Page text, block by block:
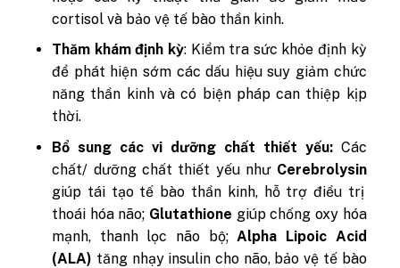
cortisol và bảo vệ tế bào thần kinh.
Thăm khám định kỳ: Kiểm tra sức khỏe định kỳ
để phát hiện sớm các dấu hiệu suy giảm chức
năng thần kinh và có biện pháp can thiệp kịp
thời.
Bổ sung các vi dưỡng chất thiết yếu: Các
chất/ dưỡng chất thiết yếu như Cerebrolysin
giúp tái tạo tế bào thần kinh, hỗ trợ điều trị
thoái hóa não; Glutathione giúp chống oxy hóa
mạnh, thanh lọc não bộ;Alpha Lipoic Acid
(ALA) tăng nhạy insulin cho não, bảo vệ tế bào